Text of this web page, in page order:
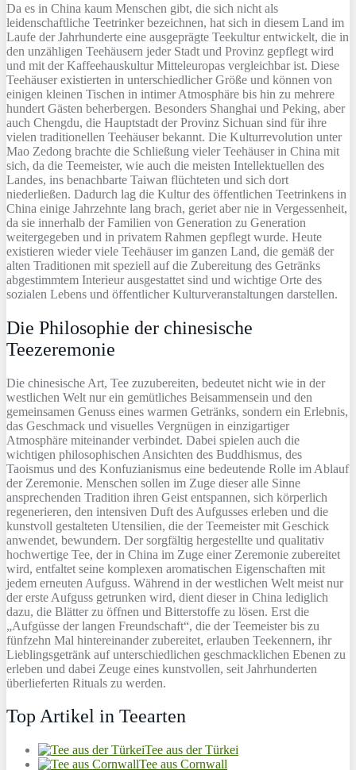
Da es in China kaum Menschen gibt, die sich nicht als
leidenschaftliche Teetrinker bezeichnen, hat sich in diesem Land im
Laufe der Jahrhunderte eine ausgeprägte Teekultur entwickelt, die in
den unzähligen Teehäusern jeder Stadt und Provinz gepflegt wird
und mit der Kaffeehauskultur Mitteleuropas vergleichbar ist. Diese
Teehäuser existierten in unterschiedlicher Größe und können von
einigen kleinen Tischen in intimer Atmosphäre bis hin zu mehrere
hundert Gästen beherbergen. Besonders Shanghai und Peking, aber
auch Chengdu, die Hauptstadt der Provinz Sichuan sind für ihre
vielen traditionellen Teehäuser bekannt. Die Kulturrevolution unter
Mao Zedong brachte die Schließung vieler Teehäuser in China mit
sich, da die Teemeister, wie auch die meisten Intellektuellen des
Landes, ins benachbarte Taiwan flüchteten und sich dort
niederließen. Dadurch lag die Kultur des öffentlichen Teetrinkens in
China einige Jahrzehnte lang brach, geriet aber nie in Vergessenheit,
da sie innerhalb der Familien von Generation zu Generation
weitergegeben und in privatem Rahmen gepflegt wurde. Heute
existieren wieder viele Teehäuser im ganzen Land, die gemäß der
alten Traditionen mit speziell auf die Zubereitung des Getränks
abgestimmtem Interieur ausgestattet sind und wichtige Orte des
sozialen Lebens und öffentlicher Kulturveranstaltungen darstellen.
Die Philosophie der chinesische
Teezeremonie
Die chinesische Art, Tee zuzubereiten, bedeutet nicht wie in der
westlichen Welt nur ein gemütliches Beisammensein und den
gemeinsamen Genuss eines warmen Getränks, sondern ein Erlebnis,
das Geschmack und visuelles Vergnügen in einzigartiger
Atmosphäre miteinander verbindet. Dabei spielen auch die
wichtigen philosophischen Ansichten des Buddhismus, des
Taoismus und des Konfuzianismus eine bedeutende Rolle im Ablauf
der Zeremonie. Menschen sollen im Zuge dieser alle Sinne
ansprechenden Tradition ihren Geist entspannen, sich körperlich
regenerieren, den intensiven Duft des Aufgusses erleben und die
kunstvoll gestalteten Utensilien, die der Teemeister mit Geschick
anwendet, bewundern. Der sorgfältig hergestellte und qualitativ
hochwertige Tee, der in China im Zuge einer Zeremonie zubereitet
wird, entfaltet seine komplexen aromatischen Eigenschaften mit
jedem erneuten Aufguss. Während in der westlichen Welt meist nur
der erste Aufguss getrunken wird, dient dieser in China lediglich
dazu, die Blätter zu öffnen und Bitterstoffe zu lösen. Erst die
„Aufgüsse der langen Freundschaft“, die der Teemeister bis zu
fünfzehn Mal hintereinander zubereitet, erlauben Teekennern, ihr
Lieblingsgetränk auf unterschiedlichen geschmacklichen Ebenen zu
erleben und dabei Zeuge eines kunstvollen, seit Jahrhunderten
überlieferten Rituals zu werden.
Top Artikel in Teearten
Tee aus der Türkei
Tee aus Cornwall